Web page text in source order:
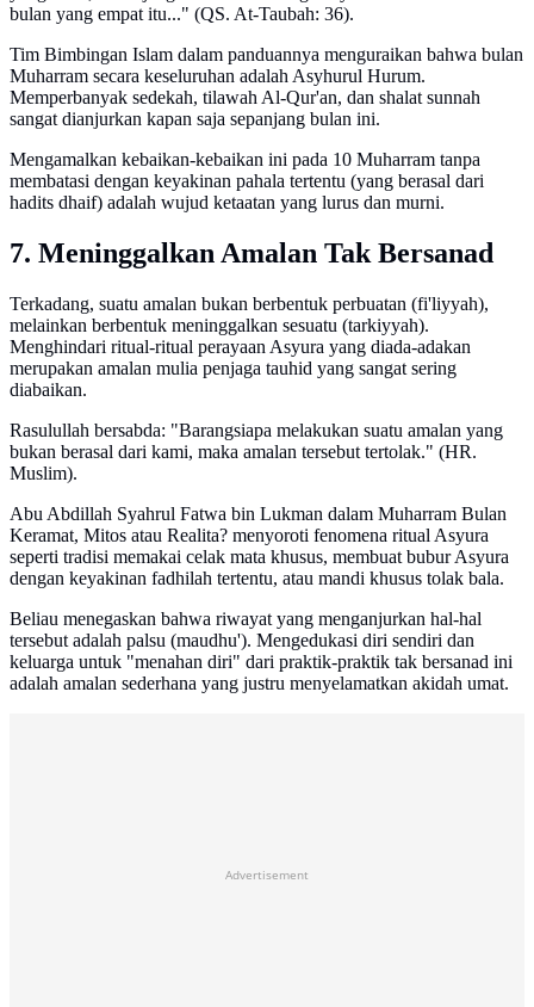
bulan yang empat itu..." (QS. At-Taubah: 36).
Tim Bimbingan Islam dalam panduannya menguraikan bahwa bulan
Muharram secara keseluruhan adalah Asyhurul Hurum.
Memperbanyak sedekah, tilawah Al-Qur'an, dan shalat sunnah
sangat dianjurkan kapan saja sepanjang bulan ini.
Mengamalkan kebaikan-kebaikan ini pada 10 Muharram tanpa
membatasi dengan keyakinan pahala tertentu (yang berasal dari
hadits dhaif) adalah wujud ketaatan yang lurus dan murni.
7. Meninggalkan Amalan Tak Bersanad
Terkadang, suatu amalan bukan berbentuk perbuatan (fi'liyyah),
melainkan berbentuk meninggalkan sesuatu (tarkiyyah).
Menghindari ritual-ritual perayaan Asyura yang diada-adakan
merupakan amalan mulia penjaga tauhid yang sangat sering
diabaikan.
Rasulullah bersabda: "Barangsiapa melakukan suatu amalan yang
bukan berasal dari kami, maka amalan tersebut tertolak." (HR.
Muslim).
Abu Abdillah Syahrul Fatwa bin Lukman dalam Muharram Bulan
Keramat, Mitos atau Realita? menyoroti fenomena ritual Asyura
seperti tradisi memakai celak mata khusus, membuat bubur Asyura
dengan keyakinan fadhilah tertentu, atau mandi khusus tolak bala.
Beliau menegaskan bahwa riwayat yang menganjurkan hal-hal
tersebut adalah palsu (maudhu'). Mengedukasi diri sendiri dan
keluarga untuk "menahan diri" dari praktik-praktik tak bersanad ini
adalah amalan sederhana yang justru menyelamatkan akidah umat.
Advertisement